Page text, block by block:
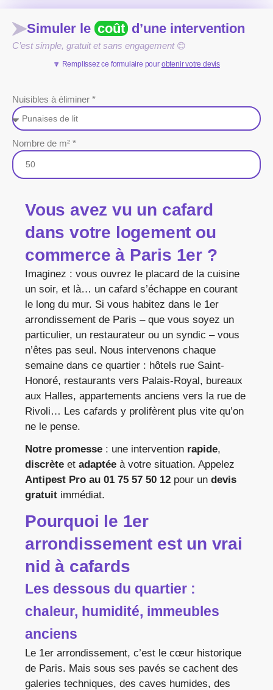
Simuler le coût d’une intervention
C’est simple, gratuit et sans engagement 😊
🔽 Remplissez ce formulaire pour obtenir votre devis
Nuisibles à éliminer *
Nombre de m² *
Vous avez vu un cafard
dans votre logement ou
commerce à Paris 1er ?
Imaginez : vous ouvrez le placard de la cuisine
un soir, et là… un cafard s’échappe en courant
le long du mur. Si vous habitez dans le 1er
arrondissement de Paris – que vous soyez un
particulier, un restaurateur ou un syndic – vous
n’êtes pas seul. Nous intervenons chaque
semaine dans ce quartier : hôtels rue Saint-
Honoré, restaurants vers Palais-Royal, bureaux
aux Halles, appartements anciens vers la rue de
Rivoli… Les cafards y prolifèrent plus vite qu’on
ne le pense.
Notre promesse : une intervention rapide,
discrète et adaptée à votre situation. Appelez
Antipest Pro au 01 75 57 50 12 pour un devis
gratuit immédiat.
Pourquoi le 1er
arrondissement est un vrai
nid à cafards
Les dessous du quartier :
chaleur, humidité, immeubles
anciens
Le 1er arrondissement, c’est le cœur historique
de Paris. Mais sous ses pavés se cachent des
galeries techniques, des caves humides, des